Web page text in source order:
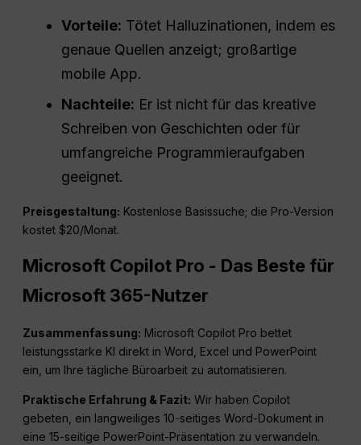
Vorteile: Tötet Halluzinationen, indem es
genaue Quellen anzeigt; großartige
mobile App.
Nachteile: Er ist nicht für das kreative
Schreiben von Geschichten oder für
umfangreiche Programmieraufgaben
geeignet.
Preisgestaltung: Kostenlose Basissuche; die Pro-Version
kostet $20/Monat.
Microsoft Copilot Pro - Das Beste für
Microsoft 365-Nutzer
Zusammenfassung: Microsoft Copilot Pro bettet
leistungsstarke KI direkt in Word, Excel und PowerPoint
ein, um Ihre tägliche Büroarbeit zu automatisieren.
Praktische Erfahrung & Fazit: Wir haben Copilot
gebeten, ein langweiliges 10-seitiges Word-Dokument in
eine 15-seitige PowerPoint-Präsentation zu verwandeln.